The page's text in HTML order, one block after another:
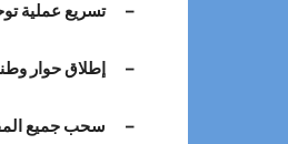
– تسريع عملية
– إطلاق حوار
– سحب جميع